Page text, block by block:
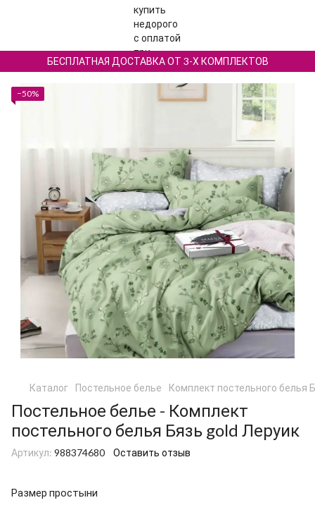
БЕСПЛАТНАЯ ДОСТАВКА ОТ 3-Х КОМПЛЕКТОВ
−50%
Каталог Постельное белье Комплект постельного белья
Постельное белье - Комплект
постельного белья Бязь gold Леруик
Артикул: 988374680 Оставить отзыв
Размер простыни